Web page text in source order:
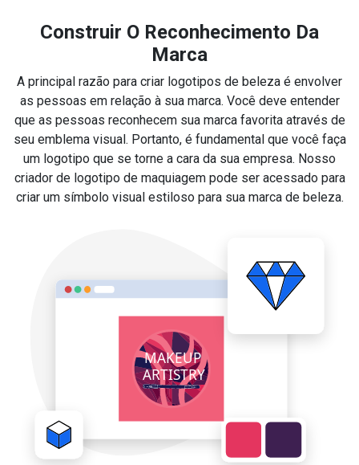
Construir O Reconhecimento Da
Marca
A principal razão para criar logotipos de beleza é envolver
as pessoas em relação à sua marca. Você deve entender
que as pessoas reconhecem sua marca favorita através de
seu emblema visual. Portanto, é fundamental que você faça
um logotipo que se torne a cara da sua empresa. Nosso
criador de logotipo de maquiagem pode ser acessado para
criar um símbolo visual estiloso para sua marca de beleza.